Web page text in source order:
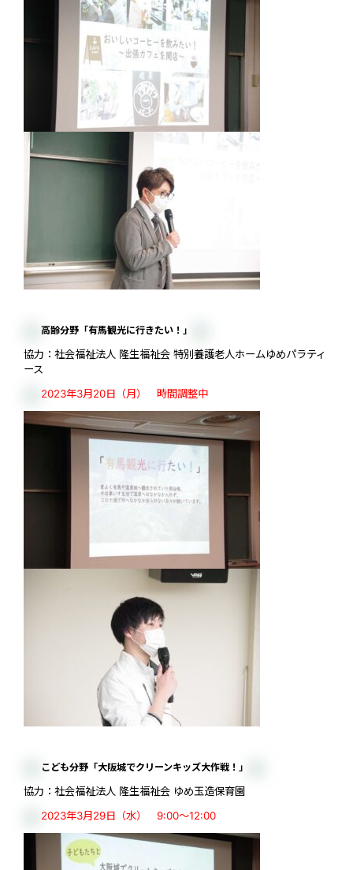
高齢分野「有馬観光に行きたい！」
協力：社会福祉法人 隆生福祉会 特別養護老人ホームゆめパラティ
ース
2023年3月20日（月） 時間調整中
こども分野「大阪城でクリーンキッズ大作戦！」
協力：社会福祉法人 隆生福祉会 ゆめ玉造保育園
2023年3月29日（水） 9:00～12:00